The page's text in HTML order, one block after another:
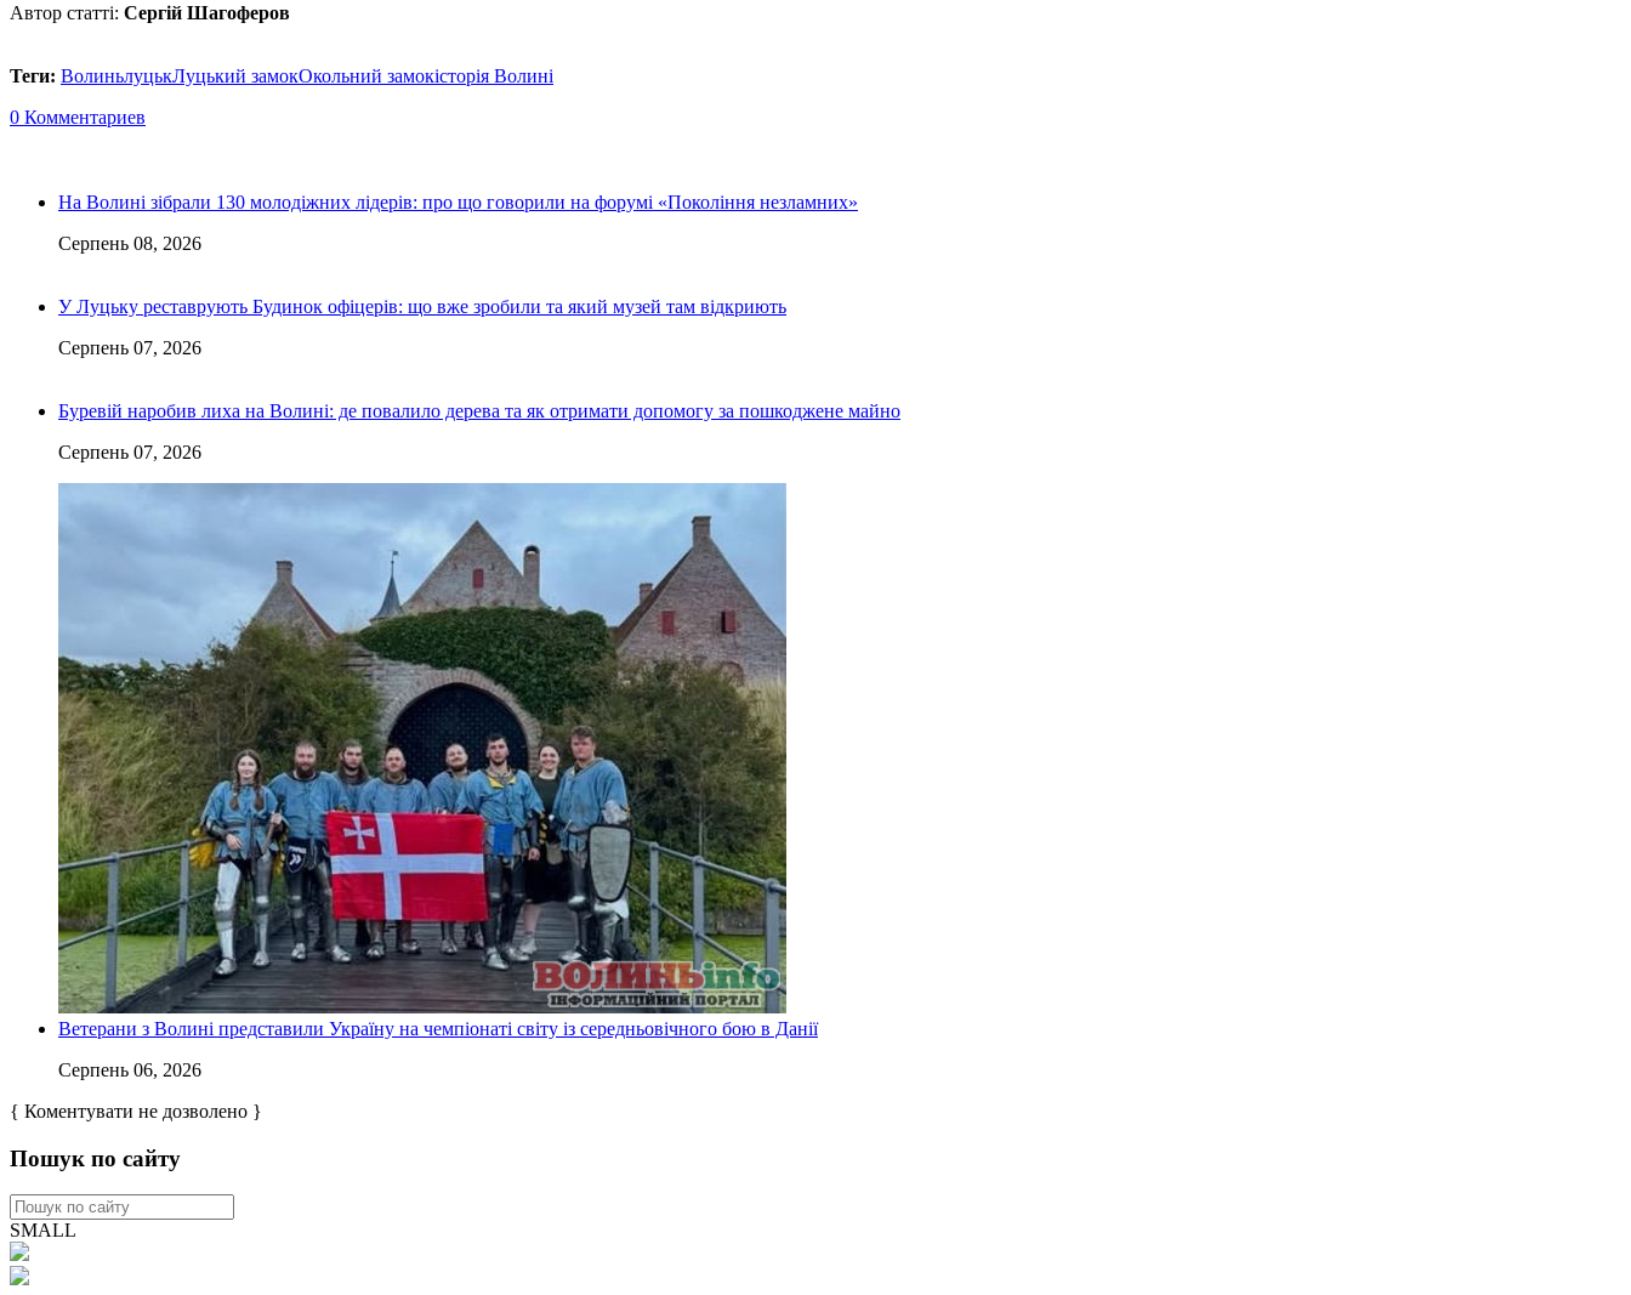
Автор статті: Сергій Шагоферов
Теги: ВолиньлуцькЛуцький замокОкольний замокісторія Волині
0 Комментариев
На Волині зібрали 130 молодіжних лідерів: про що говорили на форумі «Покоління незламних»
Серпень 08, 2026
У Луцьку реставрують Будинок офіцерів: що вже зробили та який музей там відкриють
Серпень 07, 2026
Буревій наробив лиха на Волині: де повалило дерева та як отримати допомогу за пошкоджене майно
Серпень 07, 2026
Ветерани з Волині представили Україну на чемпіонаті світу із середньовічного бою в Данії
Серпень 06, 2026
{ Коментувати не дозволено }
Пошук по сайту
SMALL